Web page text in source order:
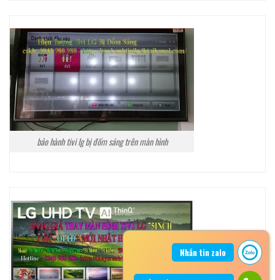
bảo hành tivi lg bị đốm sáng trên màn hình
Nhắn tin zalo